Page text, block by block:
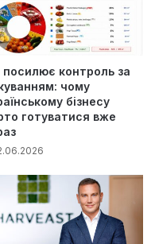
контроль за
чому
бізнесу
готуватися вже